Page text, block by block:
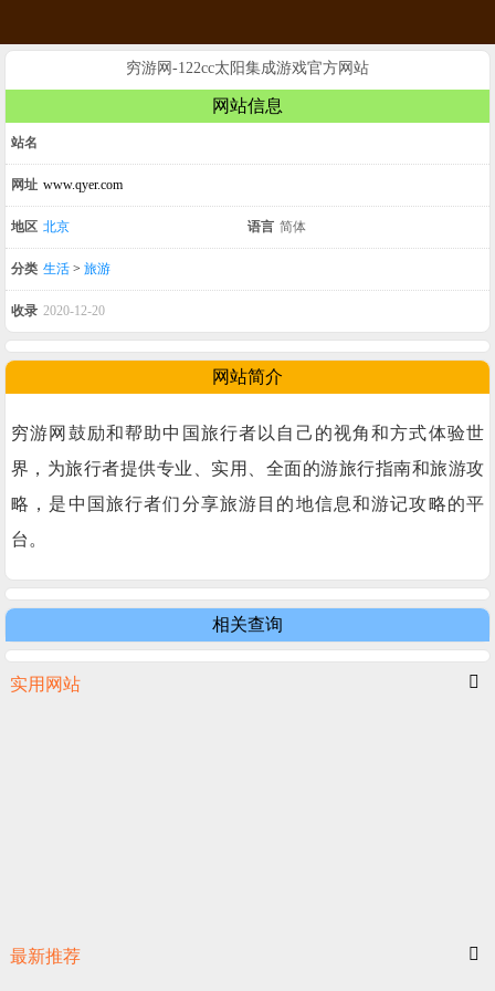
穷游网-122cc太阳集成游戏官方网站
网站信息
站名
网址 www.qyer.com
地区 北京 语言 简体
分类 生活 > 旅游
收录 2020-12-20
网站简介
穷游网鼓励和帮助中国旅行者以自己的视角和方式体验世
界，为旅行者提供专业、实用、全面的游旅行指南和旅游攻
略，是中国旅行者们分享旅游目的地信息和游记攻略的平
台。
相关查询
实用网站
最新推荐